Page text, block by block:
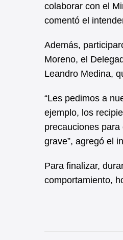
colaborar con el
comentó el
Además,
Moreno, el
Leandro Medina,
“Les pedimos a
ejemplo, los
precauciones
grave”, agregó el
Para finalizar,
comportamiento,